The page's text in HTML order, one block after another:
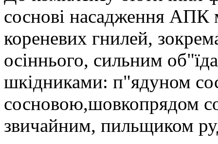
соснові насадження АПК
кореневих гнилей,
осіннього, сильним
шкідниками: п"ядуном
сосновою,шовкопрядом
звичайним, пильщиком